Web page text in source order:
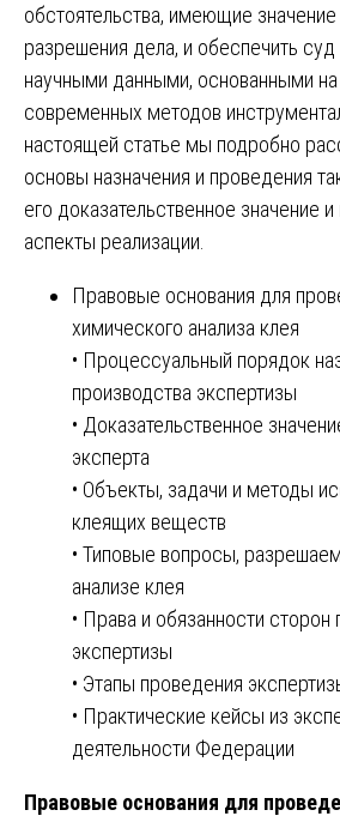
обстоятельства, имеющие значение
разрешения дела, и обеспечить
научными данными, основанными
современных методов
настоящей статье мы подробно
основы назначения и проведения
его доказательственное значение
аспекты реализации.
Правовые основания для
химического анализа клея
• Процессуальный порядок
производства экспертизы
• Доказательственное
эксперта
• Объекты, задачи и методы
клеящих веществ
• Типовые вопросы,
анализе клея
• Права и обязанности сторон
экспертизы
• Этапы проведения
• Практические кейсы из
деятельности Федерации
Правовые основания для